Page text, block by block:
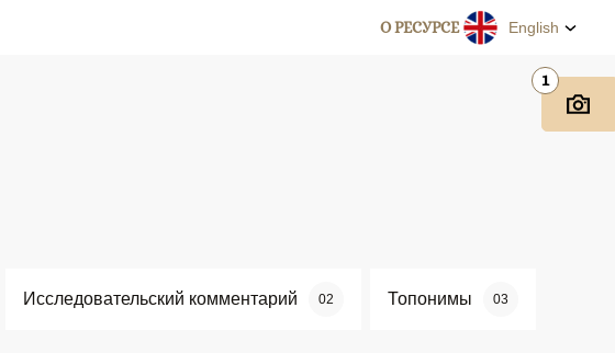
О РЕСУРСЕ English
Исследовательский комментарий 02 Топонимы 03
1